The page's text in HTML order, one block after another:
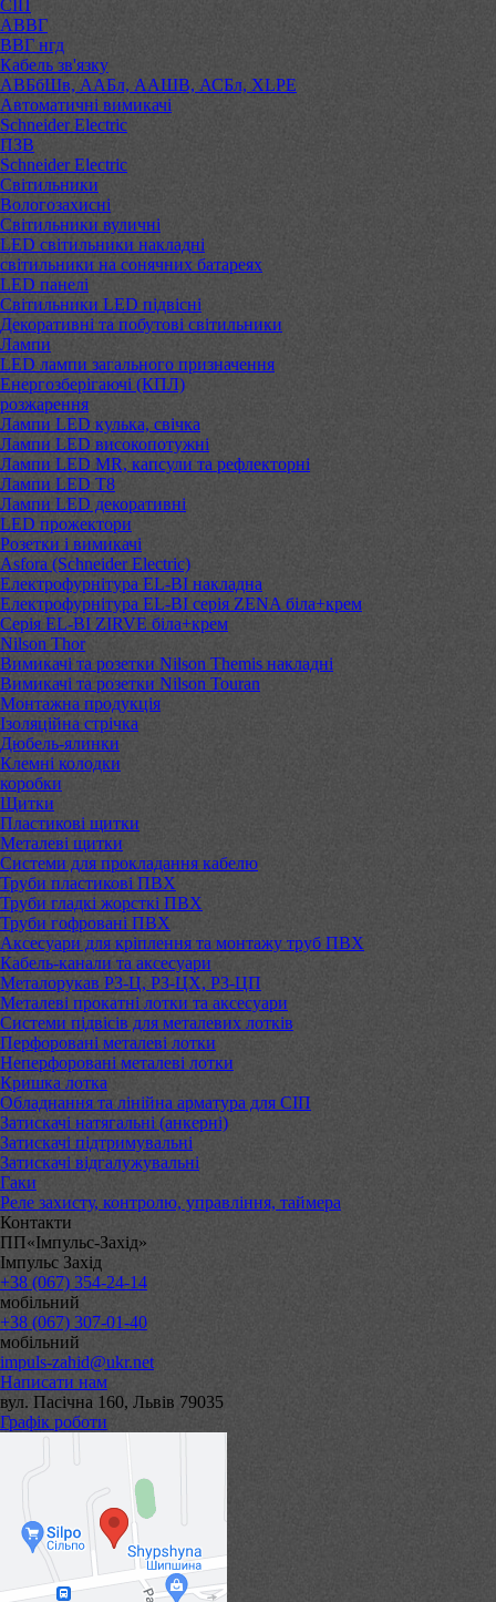
СІП
АВВГ
ВВГ нгд
Кабель зв'язку
АВБбШв, ААБл, ААШВ, АСБл, XLPE
Автоматичні вимикачі
Schneider Electric
ПЗВ
Schneider Electric
Світильники
Вологозахисні
Світильники вуличні
LED світильники накладні
світильники на сонячних батареях
LED панелі
Світильники LED підвісні
Декоративні та побутові світильники
Лампи
LED лампи загального призначення
Енергозберігаючі (КПЛ)
розжарення
Лампи LED кулька, свічка
Лампи LED високопотужні
Лампи LED MR, капсули та рефлекторні
Лампи LED Т8
Лампи LED декоративні
LED прожектори
Розетки і вимикачі
Asfora (Schneider Electric)
Електрофурнітура EL-BI накладна
Електрофурнітура EL-BI серія ZENA біла+крем
Серія EL-BI ZIRVE біла+крем
Nilson Thor
Вимикачі та розетки Nilson Themis накладні
Вимикачі та розетки Nilson Touran
Монтажна продукція
Ізоляційна стрічка
Дюбель-ялинки
Клемні колодки
коробки
Щитки
Пластикові щитки
Металеві щитки
Системи для прокладання кабелю
Труби пластикові ПВХ
Труби гладкі жорсткі ПВХ
Труби гофровані ПВХ
Аксесуари для кріплення та монтажу труб ПВХ
Кабель-канали та аксесуари
Металорукав РЗ-Ц, РЗ-ЦХ, РЗ-ЦП
Металеві прокатні лотки та аксесуари
Системи підвісів для металевих лотків
Перфоровані металеві лотки
Неперфоровані металеві лотки
Кришка лотка
Обладнання та лінійна арматура для СІП
Затискачі натягальні (анкерні)
Затискачі підтримувальні
Затискачі відгалужувальні
Гаки
Реле захисту, контролю, управління, таймера
Контакти
ПП«Імпульс-Захід»
Імпульс Захід
+38 (067) 354-24-14
мобільний
+38 (067) 307-01-40
мобільний
impuls-zahid@ukr.net
Написати нам
вул. Пасічна 160, Львів 79035
Графік роботи